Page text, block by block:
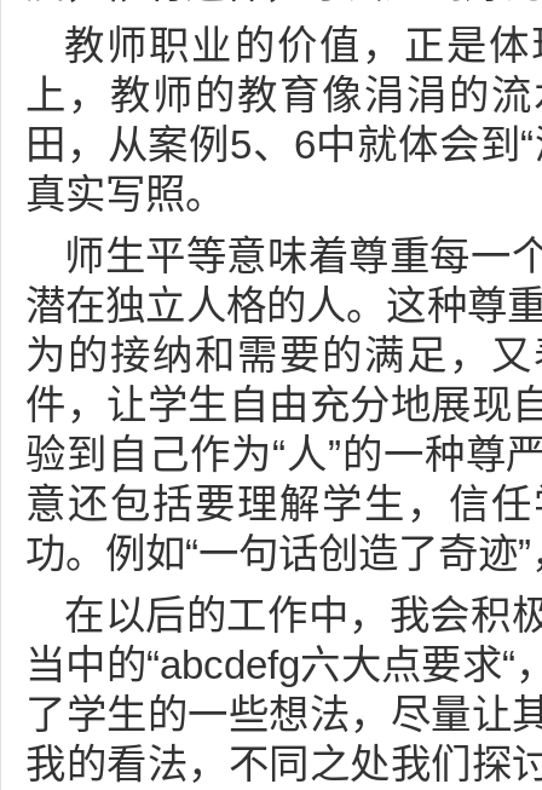
教师职业的价值，正是
上，教师的教育像涓涓的
田，从案例5、6中就体会到
真实写照。
师生平等意味着尊重每一
潜在独立人格的人。这种尊
为的接纳和需要的满足，
件，让学生自由充分地展现
验到自己作为“人”的一种尊
意还包括要理解学生，信
功。例如“一句话创造了奇迹
在以后的工作中，我会积
当中的“abcdefg六大点要求
了学生的一些想法，尽量让
我的看法，不同之处我们探